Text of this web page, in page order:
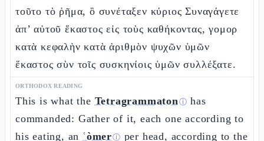
τοῦτο τὸ ῥῆμα, ὃ συνέταξεν κύριος Συναγάγετε
ἀπ’ αὐτοῦ ἕκαστος εἰς τοὺς καθήκοντας, γομορ
κατὰ κεφαλὴν κατὰ ἀριθμὸν ψυχῶν ὑμῶν
ἕκαστος σὺν τοῖς συσκηνίοις ὑμῶν συλλέξατε.
ORTHODOX READING
This is what the Tetragrammatonⓘ has
commanded: Gather of it, each one according to
his eating, an ʿòmerⓘ per head, according to the